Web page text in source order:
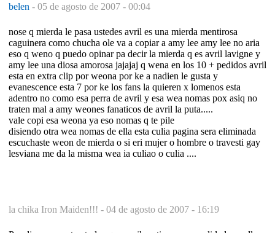
belen - 05 de agosto de 2007 - 00:04
nose q mierda le pasa ustedes avril es una mierda mentirosa
caguinera como chucha ole va a copiar a amy lee amy lee no aria
eso q weno q puedo opinar pa decir la mierda q es avril lavigne y
amy lee una diosa amorosa jajajaj q wena en los 10 + pedidos avril
esta en extra clip por weona por ke a nadien le gusta y
evanescence esta 7 por ke los fans la quieren x lomenos esta
adentro no como esa perra de avril y esa wea nomas pox asiq no
traten mal a amy weones fanaticos de avril la puta.....
vale copi esa weona ya eso nomas q te pile
disiendo otra wea nomas de ella esta culia pagina sera eliminada
escuchaste weon de mierda o si eri mujer o hombre o travesti gay
lesviana me da la misma wea ia culiao o culia ....
la chika Iron Maiden!!! - 04 de agosto de 2007 - 16:19